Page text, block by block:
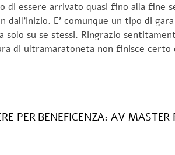
essere arrivato quasi fino alla fine
dall’inizio. E’ comunque un tipo di
su se stessi. Ringrazio
di ultramaratoneta non finisce
PER BENEFICENZA: AV